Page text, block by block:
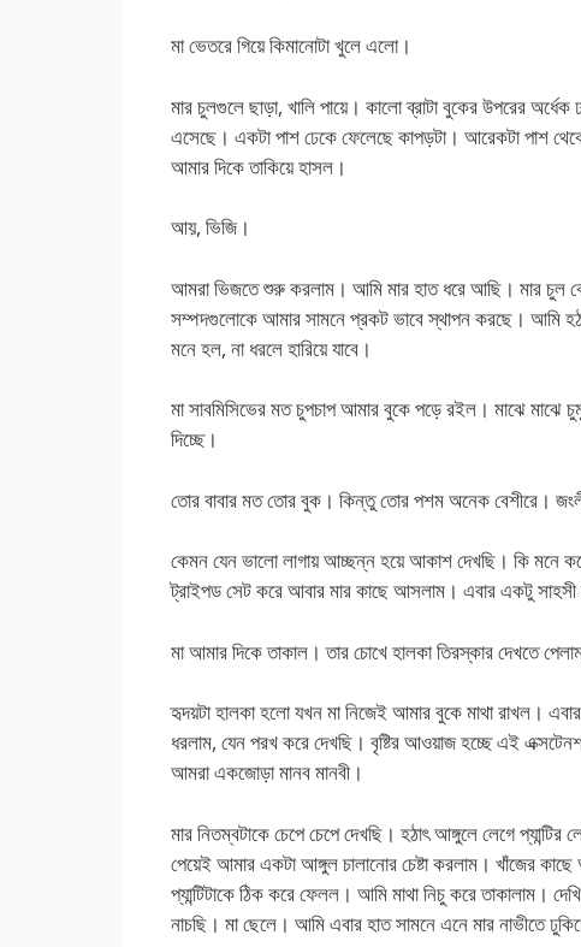
মা ভেতরে গিয়ে কিমানোটা খুলে এলো।
মার চুলগুলে ছাড়া, খালি পায়ে। কালো ব্রাটা বুকের উপরের
এসেছে। একটা পাশ ঢেকে ফেলেছে কাপড়টা। আরেকটা পাশ
আমার দিকে তাকিয়ে হাসল।
আয়, ভিজি।
আমরা ভিজতে শুরু করলাম। আমি মার হাত ধরে আছি। মার চুল
সম্পদগুলোকে আমার সামনে প্রকট ভাবে স্থাপন করছে। আমি
মনে হল, না ধরলে হারিয়ে যাবে।
মা সাবমিসিভের মত চুপচাপ আমার বুকে পড়ে রইল। মাঝে মাঝে
দিচ্ছে।
তোর বাবার মত তোর বুক। কিন্তু তোর পশম অনেক বেশীরে।
কেমন যেন ভালো লাগায় আচ্ছন্ন হয়ে আকাশ দেখছি। কি মনে
ট্রাইপড সেট করে আবার মার কাছে আসলাম। এবার একটু সাহসী
মা আমার দিকে তাকাল। তার চোখে হালকা তিরস্কার দেখতে
হৃদয়টা হালকা হলো যখন মা নিজেই আমার বুকে মাথা রাখল।
ধরলাম, যেন পরখ করে দেখছি। বৃষ্টির আওয়াজ হচ্ছে এই
আমরা একজোড়া মানব মানবী।
মার নিতম্বটাকে চেপে চেপে দেখছি। হঠাৎ আঙ্গুলে লেগে
পেয়েই আমার একটা আঙ্গুল চালানোর চেষ্টা করলাম। খাঁজের
প্যান্টিটাকে ঠিক করে ফেলল। আমি মাথা নিচু করে তাকালাম।
নাচছি। মা ছেলে। আমি এবার হাত সামনে এনে মার নাভীতে